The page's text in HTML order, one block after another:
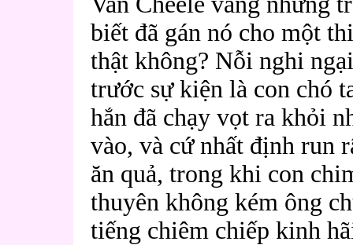
biết đã gán nó cho một
thật không? Nỗi nghi
trước sự kiện là con chó
hắn đã chạy vọt ra khỏi
vào, và cứ nhất định run
ăn quả, trong khi con
thuyên không kém ông
tiếng chiêm chiếp kinh